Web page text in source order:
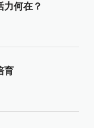
力何在？
育